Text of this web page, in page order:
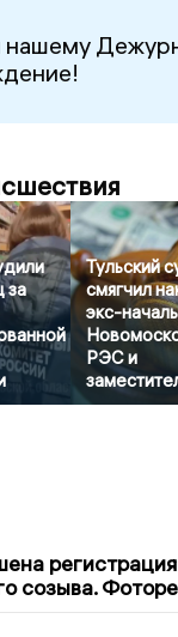
нашему
за
Тульский
смягчил
экс-
РЭС и
созыва.